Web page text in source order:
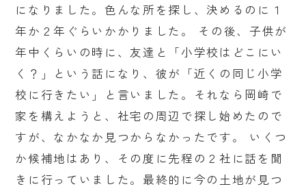
になりました。色んな所を探し、決めるのに１
年か２年ぐらいかかりました。 その後、子供が
年中くらいの時に、友達と「小学校はどこにい
く？」という話になり、彼が「近くの同じ小学
校に行きたい」と言いました。それなら岡崎で
家を構えようと、社宅の周辺で探し始めたので
すが、なかなか見つからなかったです。 いくつ
か候補地はあり、その度に先程の２社に話を聞
きに行っていました。最終的に今の土地が見つ